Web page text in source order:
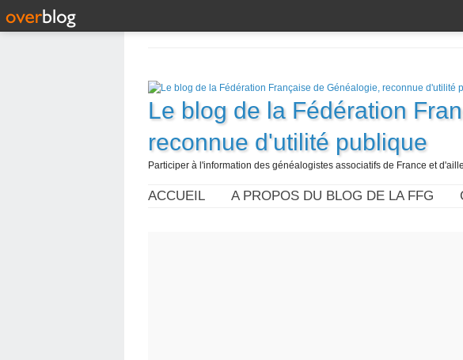
Le blog de la Fédération
reconnue d'utilité publique
Participer à l'information des généalogistes associatifs de France et
ACCUEIL A PROPOS DU BLOG DE LA FFG